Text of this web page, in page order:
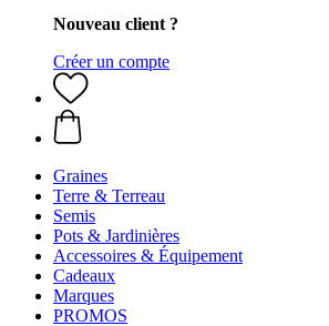
Nouveau client ?
Créer un compte
Graines
Terre & Terreau
Semis
Pots & Jardinières
Accessoires & Équipement
Cadeaux
Marques
PROMOS